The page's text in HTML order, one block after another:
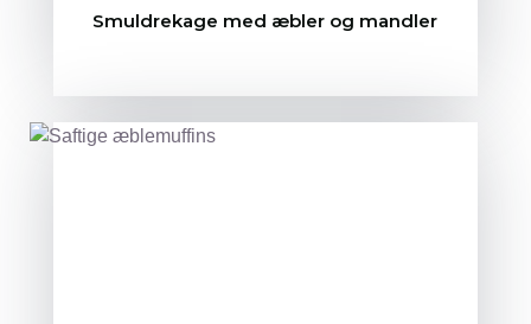
Smuldrekage med æbler og mandler